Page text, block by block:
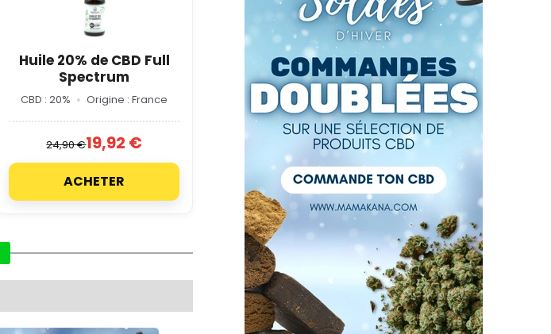
Huile 20% de CBD Full
Spectrum
CBD : 20% Origine : France
24,90 €19,92 €
ACHETER